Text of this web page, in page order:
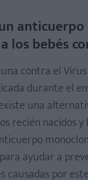
los bebés
contra el
durante el
una
recién nacidos y
ayudar a
causadas por